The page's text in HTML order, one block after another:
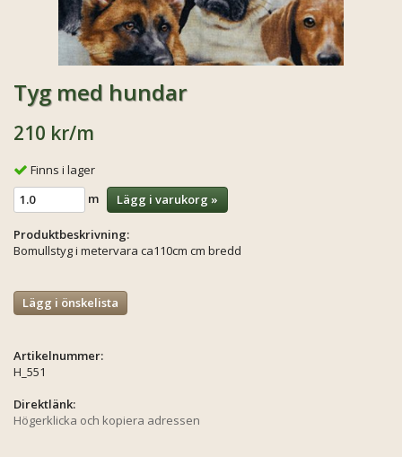
Tyg med hundar
210 kr/m
Finns i lager
m
Lägg i varukorg »
Produktbeskrivning:
Bomullstyg i metervara ca110cm cm bredd
Lägg i önskelista
Artikelnummer:
H_551
Direktlänk:
Högerklicka och kopiera adressen